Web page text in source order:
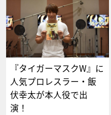
『タイガーマスクW』に
人気プロレスラー・飯
伏幸太が本人役で出
演！